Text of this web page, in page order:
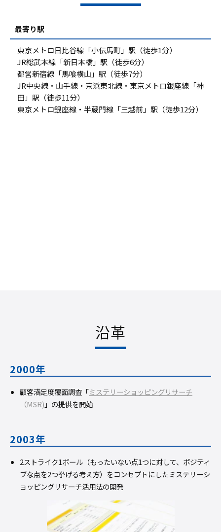
最寄り駅
東京メトロ日比谷線「小伝馬町」駅（徒歩1分）
JR総武本線「新日本橋」駅（徒歩6分）
都営新宿線「馬喰横山」駅（徒歩7分）
JR中央線・山手線・京浜東北線・東京メトロ銀座線「神
田」駅（徒歩11分）
東京メトロ銀座線・半蔵門線「三越前」駅（徒歩12分）
沿革
2000年
顧客満足度覆面調査「ミステリーショッピングリサーチ
（MSR) 」の提供を開始
2003年
2ストライク1ボール（もったいない点1つに対して、ポジティ
ブな点を2つ挙げる考え方）をコンセプトにしたミステリーシ
ョッピングリサーチ活用法の開発